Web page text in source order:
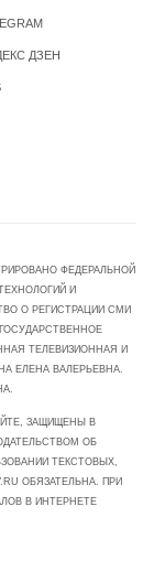
ДЗЕН
ФЕДЕРАЛЬНОЙ
И
О РЕГИСТРАЦИИ СМИ
ГОСУДАРСТВЕННОЕ
ТЕЛЕВИЗИОННАЯ И
ЕЛЕНА ВАЛЕРЬЕВНА.
ЗАЩИЩЕНЫ В
ОБ
ТЕКСТОВЫХ,
ОБЯЗАТЕЛЬНА. ПРИ
В ИНТЕРНЕТЕ